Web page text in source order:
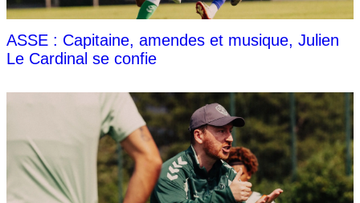
ASSE : Capitaine, amendes et musique, Julien
Le Cardinal se confie